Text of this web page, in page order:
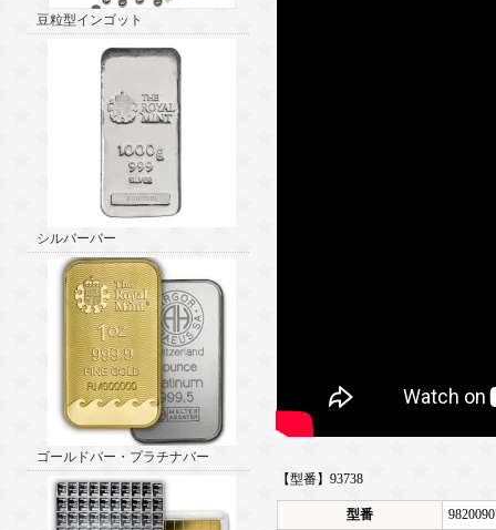
豆粒型インゴット
シルバーバー
ゴールドバー・プラチナバー
【型番】93738
型番